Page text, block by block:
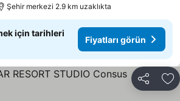
Şehir merkezi 2.9 km uzaklıkta
için tarihleri
Fiyatları görün
Paylaş